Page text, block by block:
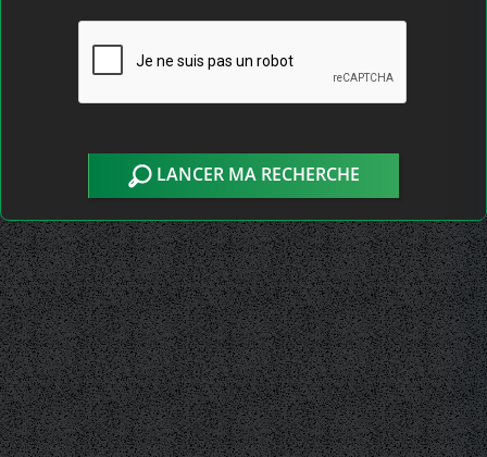
LANCER MA RECHERCHE